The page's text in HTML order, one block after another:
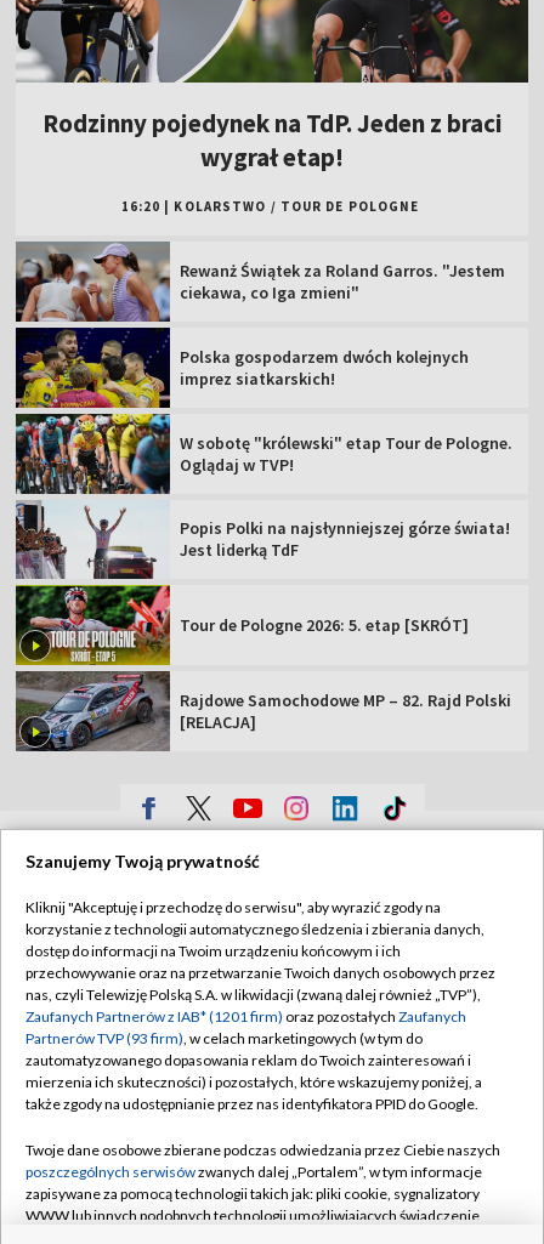
Rodzinny pojedynek na TdP. Jeden z braci
wygrał etap!
16:20 KOLARSTWO / TOUR DE POLOGNE
Rewanż Świątek za Roland Garros. "Jestem
ciekawa, co Iga zmieni"
Polska gospodarzem dwóch kolejnych
imprez siatkarskich!
W sobotę "królewski" etap Tour de Pologne.
Oglądaj w TVP!
Popis Polki na najsłynniejszej górze świata!
Jest liderką TdF
Tour de Pologne 2026: 5. etap [SKRÓT]
Rajdowe Samochodowe MP – 82. Rajd Polski
[RELACJA]
Sklep TVP
Biuro Reklamy
Oferta Handlowa
Telegazeta ogłoszenia
Emisja w TVP
Ogłoszenia przetargowe
Akademia Telewizyjna
Polityka prywatności
Moje zgody
Biuro reklamy
Kontakt
©2026 Telewizja Polska Spółka Akcyjna w likwidacji
Szanujemy Twoją prywatność
Kliknij "Akceptuję i przechodzę do serwisu", aby wyrazić zgody na
korzystanie z technologii automatycznego śledzenia i zbierania danych,
dostęp do informacji na Twoim urządzeniu końcowym i ich
przechowywanie oraz na przetwarzanie Twoich danych osobowych przez
nas, czyli Telewizję Polską S.A. w likwidacji (zwaną dalej również „TVP”),
Zaufanych Partnerów z IAB* (1201 firm) oraz pozostałych Zaufanych
Partnerów TVP (93 firm), w celach marketingowych (w tym do
zautomatyzowanego dopasowania reklam do Twoich zainteresowań i
mierzenia ich skuteczności) i pozostałych, które wskazujemy poniżej, a
także zgody na udostępnianie przez nas identyfikatora PPID do Google.
Twoje dane osobowe zbierane podczas odwiedzania przez Ciebie naszych
poszczególnych serwisówzwanych dalej „Portalem”, w tym informacje
zapisywane za pomocą technologii takich jak: pliki cookie, sygnalizatory
WWW lub innych podobnych technologii umożliwiających świadczenie